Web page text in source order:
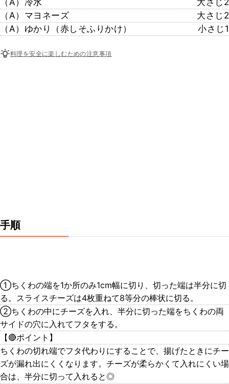
（A）冷水
大さじ2
（A）マヨネーズ
大さじ2
（A）ゆかり（赤しそふりかけ）
小さじ1
料理を安全に楽しむための注意事項
手順
①ちくわの端を1か所のみ1cm幅に切り、切った端は半分に切
る。スライスチーズは4枚重ねて8等分の棒状に切る。
②ちくわの中にチーズを入れ、半分に切った端をちくわの両
サイドの穴に入れてフタをする。
【🔴ポイント】
ちくわの切れ端でフタ代わりにすることで、揚げたときにチー
ズが漏れ出にくくなります。チーズが柔らかくて入れにくい場
合は、半分に切って入れると◎